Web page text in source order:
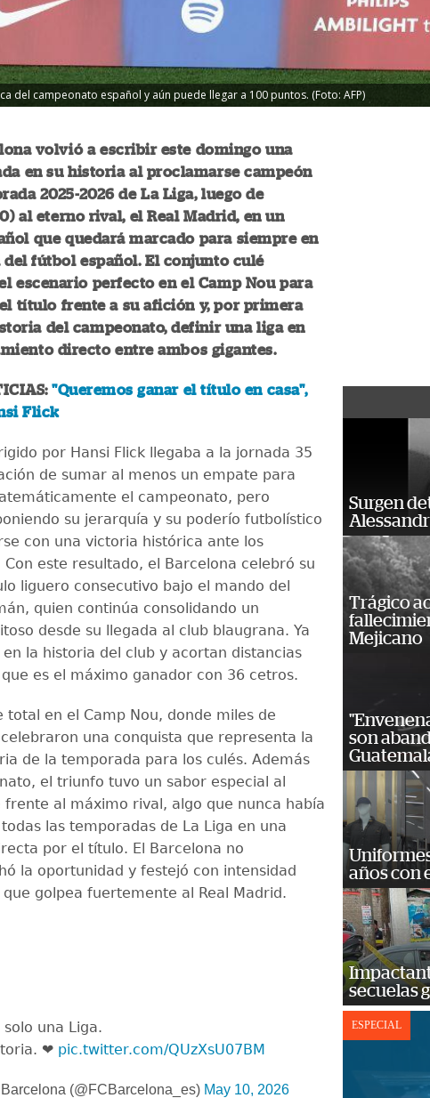
del campeonato español y aún puede llegar a 100 puntos. (Foto: AFP)
volvió a escribir este domingo una
en su historia al proclamarse campeón
2025-2026 de La Liga, luego de
al eterno rival, el Real Madrid, en un
que quedará marcado para siempre en
fútbol español. El conjunto culé
escenario perfecto en el Camp Nou para
título frente a su afición y, por primera
del campeonato, definir una liga en
directo entre ambos gigantes.
"Queremos ganar el título en casa",
Flick
por Hansi Flick llegaba a la jornada 35
de sumar al menos un empate para
el campeonato, pero
su jerarquía y su poderío futbolístico
con una victoria histórica ante los
Con este resultado, el Barcelona celebró su
liguero consecutivo bajo el mando del
quien continúa consolidando un
desde su llegada al club blaugrana. Ya
en la historia del club y acortan distancias
que es el máximo ganador con 36 cetros.
total en el Camp Nou, donde miles de
una conquista que representa la
de la temporada para los culés. Además
el triunfo tuvo un sabor especial al
frente al máximo rival, algo que nunca había
las temporadas de La Liga en una
por el título. El Barcelona no
la oportunidad y festejó con intensidad
golpea fuertemente al Real Madrid.
solo una Liga.
❤️ pic.twitter.com/QUzXsU07BM
(@FCBarcelona_es) May 10, 2026
Surgen
Trágico
Mejicano
son
años con
secuelas
ESPECIAL